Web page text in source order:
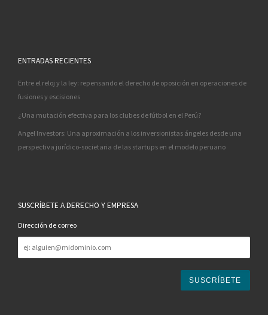
ENTRADAS RECIENTES
Entre el reloj y la ley: repensando el derecho de oposición en operaciones de
fusiones y escisiones
¿Una mutación efectiva para los clubes de fútbol en el Perú?
Angel Investors: Una aproximación a los inversionistas ángeles desde una
perspectiva jurídico-societaria de las startups en el modelo peruano
SUSCRÍBETE A DERECHO Y EMPRESA
Dirección de correo
de
correo